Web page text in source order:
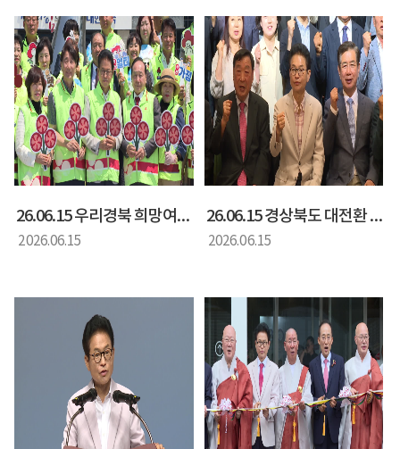
26.06.15 우리경북 희망여름 착착착 나눔 운동 출범식
2026.06.15
26.06.15 경상북도 대전환 위원회 전체회의
2026.06.15